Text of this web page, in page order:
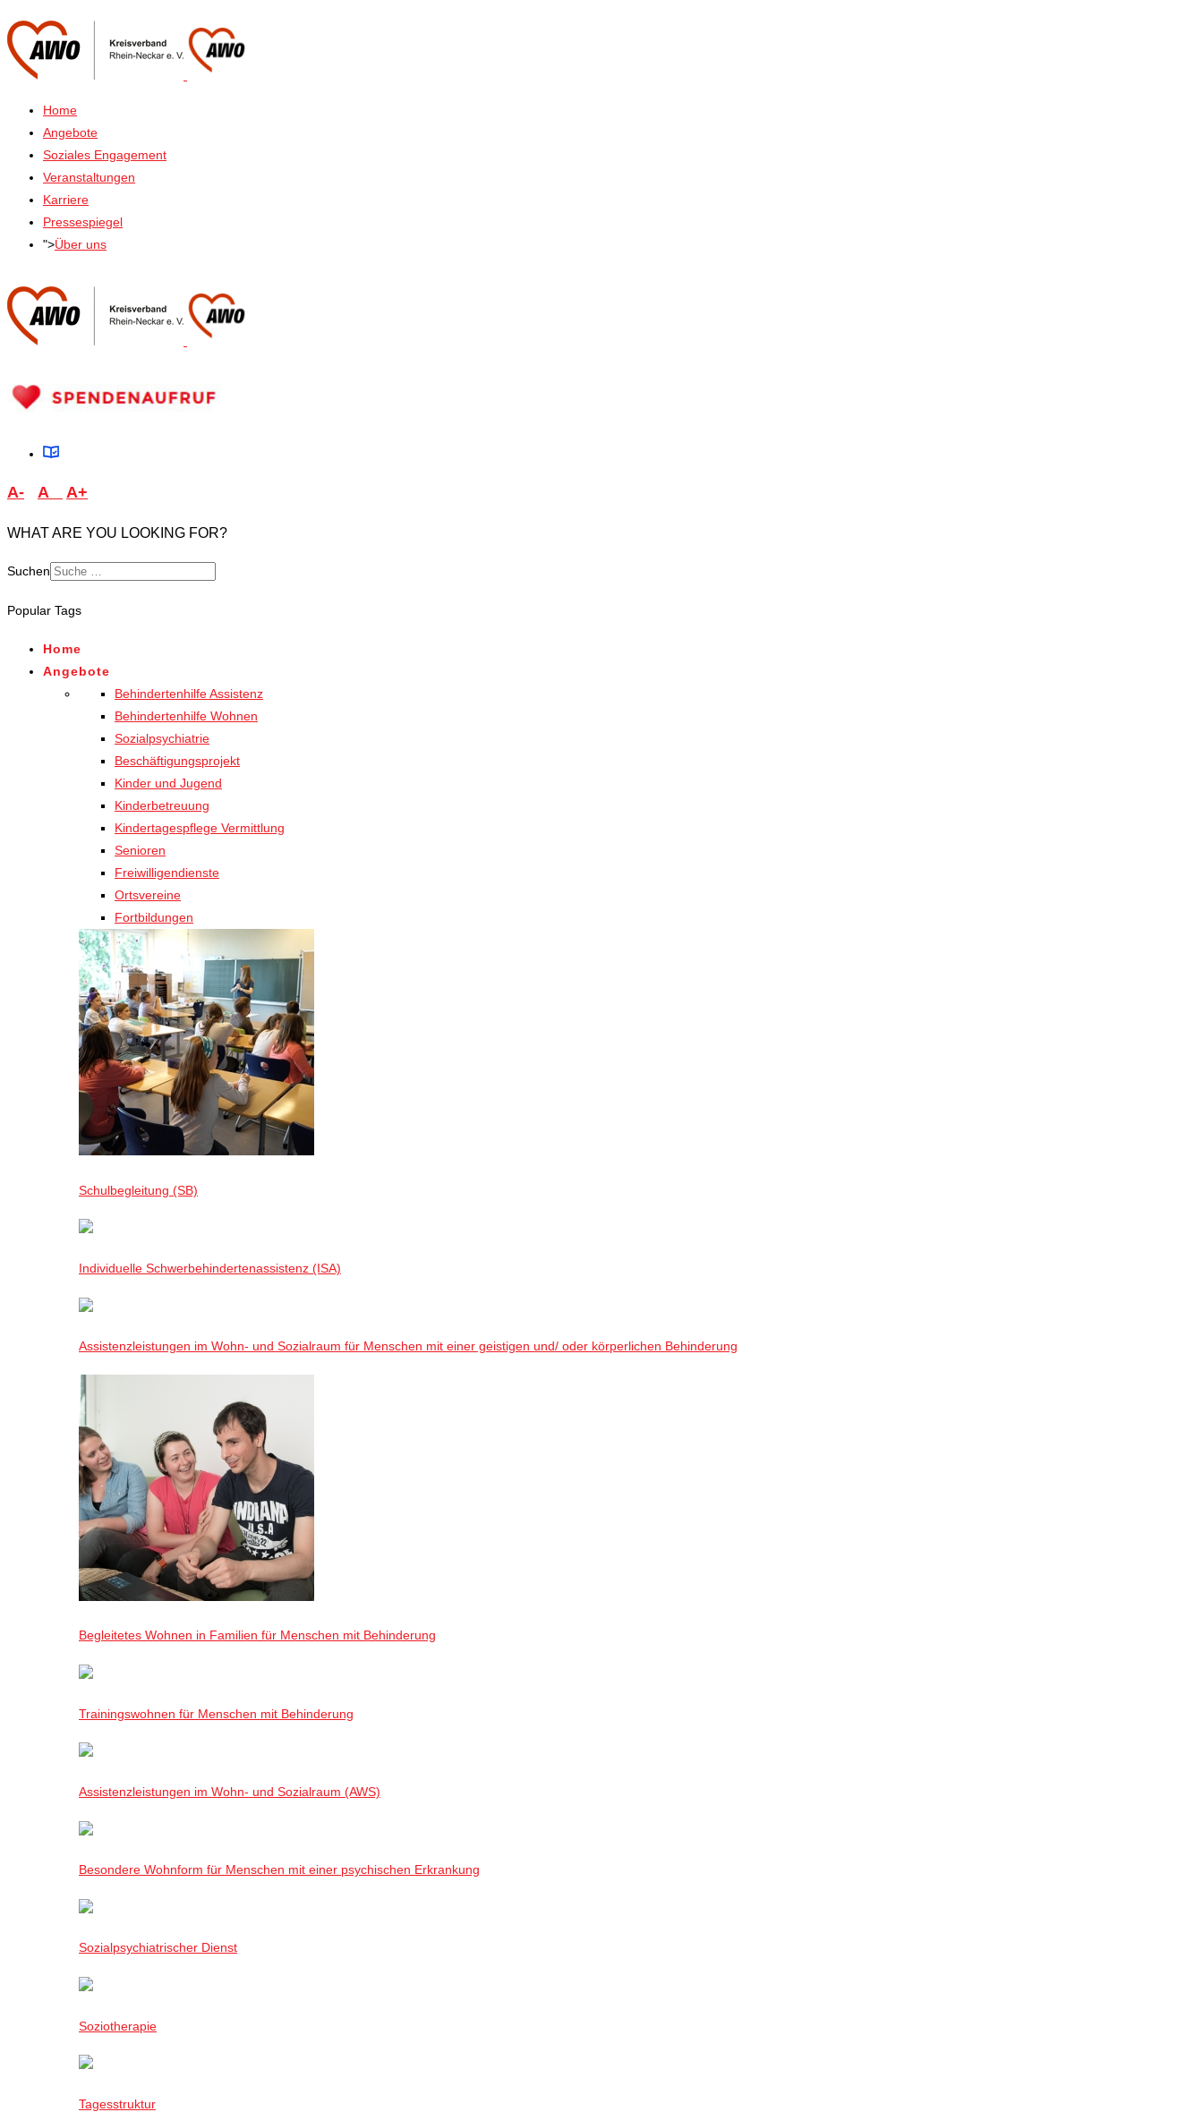
Home
Angebote
Soziales Engagement
Veranstaltungen
Karriere
Pressespiegel
">Über uns
A- A A+
WHAT ARE YOU LOOKING FOR?
Suchen
for results.
Popular Tags
Home
Angebote
Behindertenhilfe Assistenz
Behindertenhilfe Wohnen
Sozialpsychiatrie
Beschäftigungsprojekt
Kinder und Jugend
Kinderbetreuung
Kindertagespflege Vermittlung
Senioren
Freiwilligendienste
Ortsvereine
Fortbildungen
Schulbegleitung (SB)
Individuelle Schwerbehindertenassistenz (ISA)
Assistenzleistungen im Wohn- und Sozialraum für Menschen mit einer geistigen und/ oder körperlichen Behinderung
Begleitetes Wohnen in Familien für Menschen mit Behinderung
Trainingswohnen für Menschen mit Behinderung
Assistenzleistungen im Wohn- und Sozialraum (AWS)
Besondere Wohnform für Menschen mit einer psychischen Erkrankung
Sozialpsychiatrischer Dienst
Soziotherapie
Tagesstruktur